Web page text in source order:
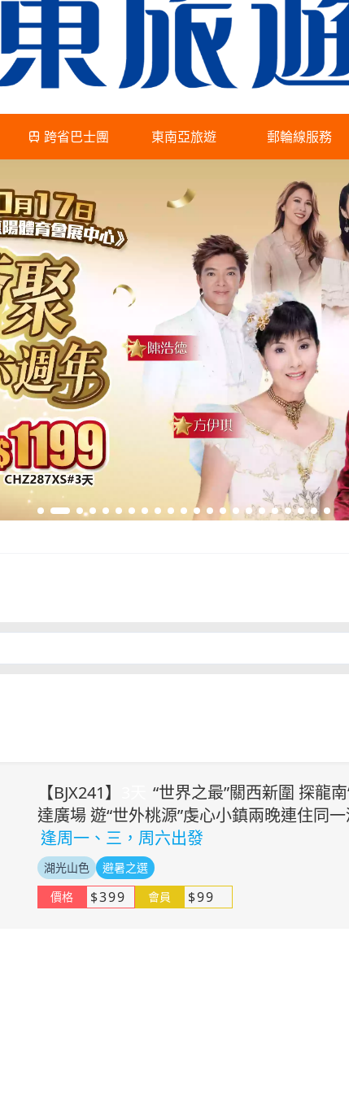
跨省巴士團 東南亞旅遊 郵輪線服務
塑品牌以來，一直致力提供優質旅遊服務。我們專營中
【BJX241】
“世界之最”關西新圍 探龍
達廣場 遊“世外桃源”虔心小鎮兩晚連住同
逢周一、三，周六出發
湖光山色
避暑之選
價格
$399 會員 $99